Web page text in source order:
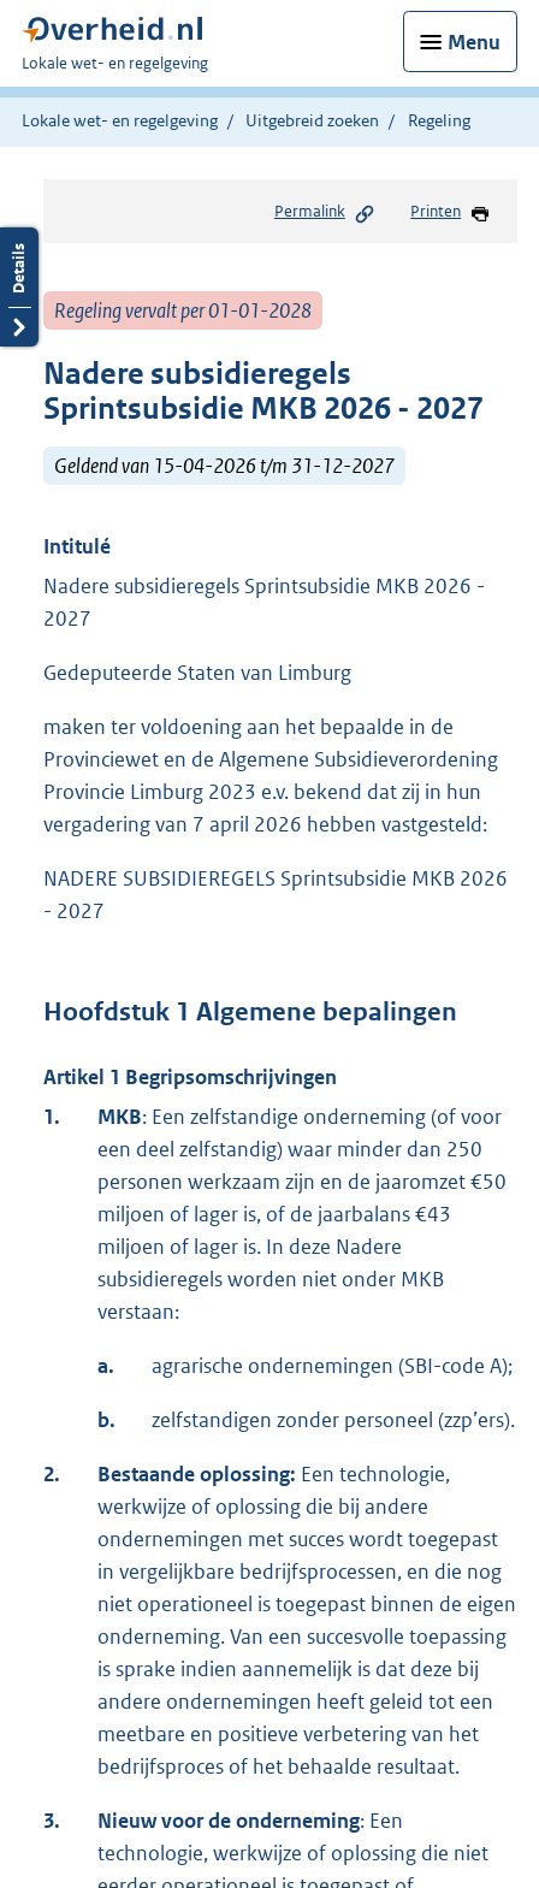
Menu
U
bent
hier:
Lokale wet- en regelgeving
Lokale wet- en regelgeving Uitgebreid zoeken Regeling
Permalink Printen
Regeling vervalt per 01-01-2028
Nadere subsidieregels
Sprintsubsidie MKB 2026 - 2027
Geldend van 15-04-2026 t/m 31-12-2027
Intitulé
Nadere subsidieregels Sprintsubsidie MKB 2026 -
2027
Gedeputeerde Staten van Limburg
maken ter voldoening aan het bepaalde in de
Provinciewet en de Algemene Subsidieverordening
Provincie Limburg 2023 e.v. bekend dat zij in hun
vergadering van 7 april 2026 hebben vastgesteld:
NADERE SUBSIDIEREGELS Sprintsubsidie MKB 2026
- 2027
Hoofdstuk 1 Algemene bepalingen
Artikel 1 Begripsomschrijvingen
1.
MKB: Een zelfstandige onderneming (of voor
een deel zelfstandig) waar minder dan 250
personen werkzaam zijn en de jaaromzet €50
miljoen of lager is, of de jaarbalans €43
miljoen of lager is. In deze Nadere
subsidieregels worden niet onder MKB
verstaan:
a. agrarische ondernemingen (SBI-code A);
b. zelfstandigen zonder personeel (zzp’ers).
2. Bestaande oplossing: Een technologie,
werkwijze of oplossing die bij andere
ondernemingen met succes wordt toegepast
in vergelijkbare bedrijfsprocessen, en die nog
niet operationeel is toegepast binnen de eigen
onderneming. Van een succesvolle toepassing
is sprake indien aannemelijk is dat deze bij
andere ondernemingen heeft geleid tot een
meetbare en positieve verbetering van het
bedrijfsproces of het behaalde resultaat.
3. Nieuw voor de onderneming: Een
technologie, werkwijze of oplossing die niet